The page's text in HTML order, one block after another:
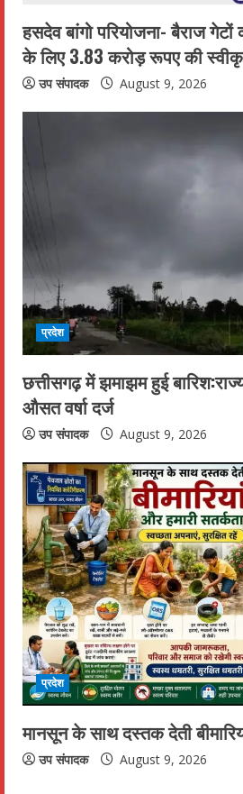
n
g
हसदेव बांगो परियोजना- बैराज
के लिए 3.83 करोड़ रूपए की
उप संपादक August 9, 2026
प्रदेश
छत्तीसगढ़ में झमाझम हुई
औसत वर्षा दर्ज
उप संपादक August 9, 2026
प्रदेश
मानसून के साथ दस्तक देती
उप संपादक August 9, 2026